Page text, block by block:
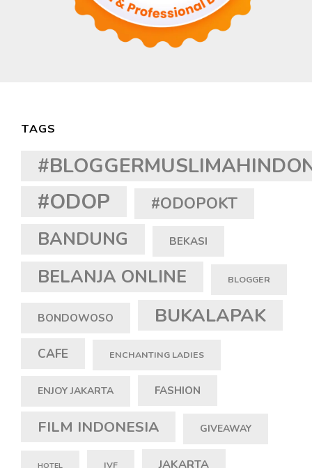
TAGS
#ODOP #ODOPOKT
BANDUNG BEKASI
BELANJA ONLINE BLOGGER
BONDOWOSO BUKALAPAK
CAFE ENCHANTING LADIES
ENJOY JAKARTA FASHION
FILM INDONESIA GIVEAWAY
HOTEL IVF JAKARTA